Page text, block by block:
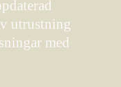
utrustning
med